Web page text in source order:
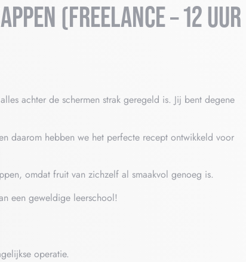
(FREELANCE – 12 UUR
achter de schermen strak geregeld is. Jij bent degene
daarom hebben we het perfecte recept ontwikkeld voor
omdat fruit van zichzelf al smaakvol genoeg is.
een geweldige leerschool!
operatie.